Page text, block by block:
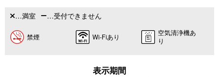
…満室 …受付できません
禁煙 Wi-Fiあり
空気清浄機あ
り
表示期間